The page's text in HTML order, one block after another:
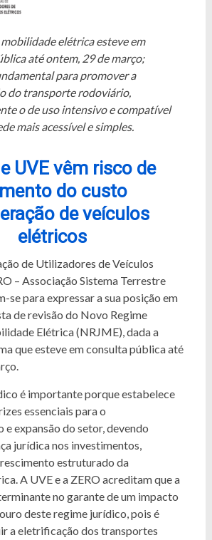
elétrica esteve em
até ontem, 29 de março;
para promover a
do transporte rodoviário,
o de uso intensivo e compatível
mais acessível e simples.
UVE vêm risco de
do custo
de veículos
elétricos
de Utilizadores de Veículos
– Associação Sistema Terrestre
se para expressar a sua posição em
de revisão do Novo Regime
Elétrica (NRJME), dada a
que esteve em consulta pública até
é importante porque estabelece
essenciais para o
e expansão do setor, devendo
jurídica nos investimentos,
estruturado da
A UVE e a ZERO acreditam que a
no garante de um impacto
deste regime jurídico, pois é
a eletrificação dos transportes